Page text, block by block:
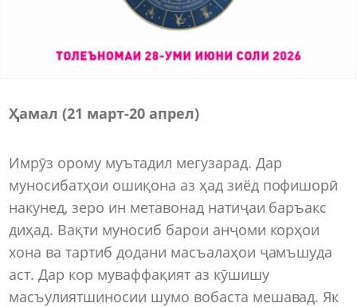
Ҳамал (21 март-20 апрел)
Имрӯз орому муътадил мегузарад. Дар
муносибатҳои ошиқона аз ҳад зиёд пофишорӣ
накунед, зеро ин метавонад натиҷаи баръакс
диҳад. Вақти муносиб барои анҷоми корҳои
хона ва тартиб додани масъалаҳои ҷамъшуда
аст. Дар кор муваффақият аз кӯшишу
масъулиятшиносии шумо вобаста мешавад. Як